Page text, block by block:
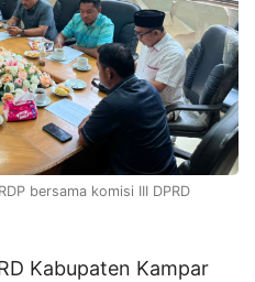
bersama komisi III DPRD
Kabupaten Kampar